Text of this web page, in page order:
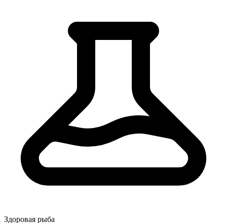
Здоровая рыба